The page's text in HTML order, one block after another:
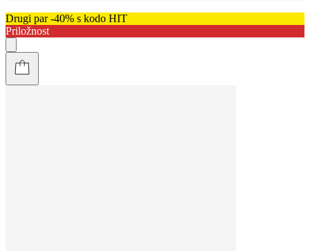
Drugi par -40% s kodo HIT
Priložnost